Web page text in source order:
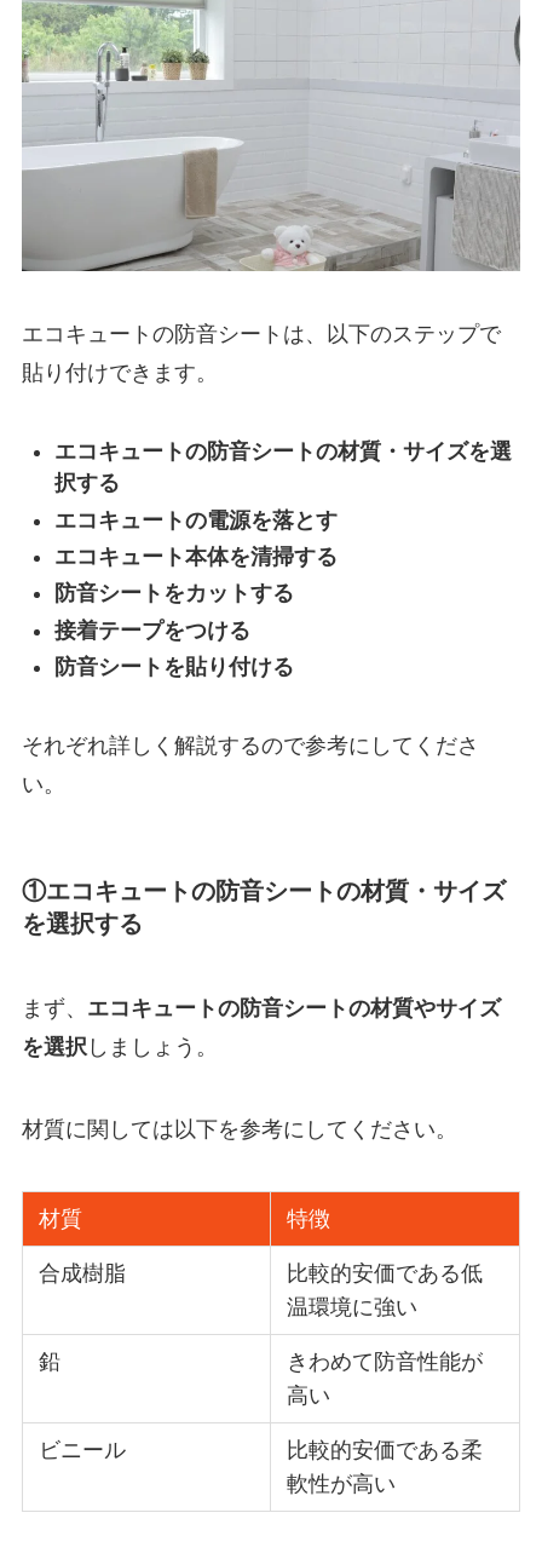
エコキュートの防音シートは、以下のステップで
貼り付けできます。
エコキュートの防音シートの材質・サイズを選
択する
エコキュートの電源を落とす
エコキュート本体を清掃する
防音シートをカットする
接着テープをつける
防音シートを貼り付ける
それぞれ詳しく解説するので参考にしてくださ
い。
①エコキュートの防音シートの材質・サイズ
を選択する
まず、 エコキュートの防音シートの材質やサイズ
を選択 しましょう。
材質に関しては以下を参考にしてください。
材質 特徴
合成樹脂
比較的安価である低
温環境に強い
鉛
きわめて防音性能が
高い
ビニール
比較的安価である柔
軟性が高い